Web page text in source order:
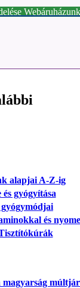
alapjai A-Z-ig
gyógyítása
gyógymódjai
és